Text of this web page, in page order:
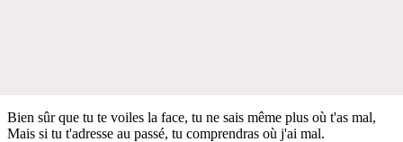
Bien sûr que tu te voiles la face, tu ne sais même plus où t'as mal,
Mais si tu t'adresse au passé, tu comprendras où j'ai mal.